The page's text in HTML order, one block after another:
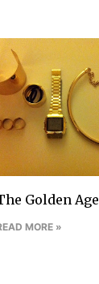
Golden Age
MORE »